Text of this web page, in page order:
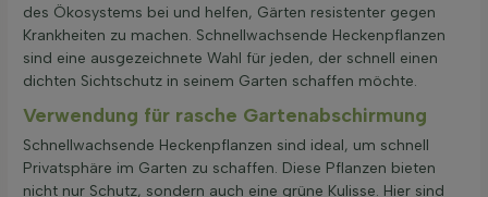
des Ökosystems bei und helfen, Gärten resistenter gegen
Krankheiten zu machen. Schnellwachsende Heckenpflanzen
sind eine ausgezeichnete Wahl für jeden, der schnell einen
dichten Sichtschutz in seinem Garten schaffen möchte.
Verwendung für rasche Gartenabschirmung
Schnellwachsende Heckenpflanzen sind ideal, um schnell
Privatsphäre im Garten zu schaffen. Diese Pflanzen bieten
nicht nur Schutz, sondern auch eine grüne Kulisse. Hier sind